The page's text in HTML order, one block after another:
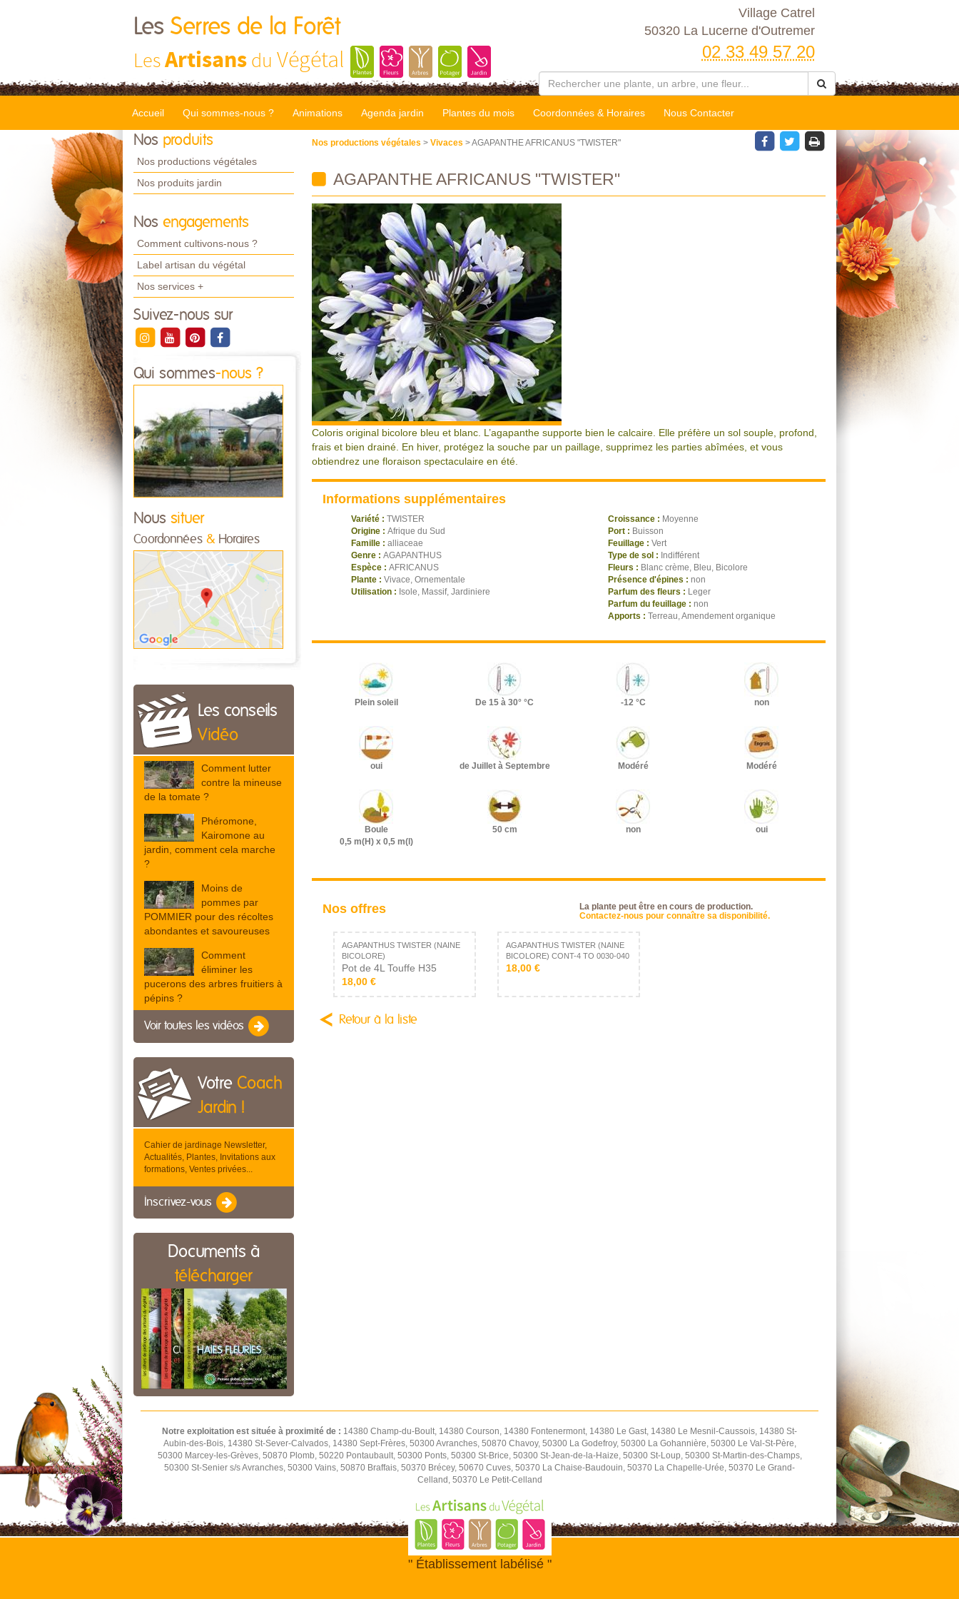
Les Serres de la Forêt
LesArtisans du Végétal
Village Catrel
50320 La Lucerne d'Outremer
02 33 49 57 20
Accueil Qui sommes-nous ? Animations Agenda jardin Plantes du mois Coordonnées & Horaires Nous Contacter
Nos produits
Nos productions végétales
Nos produits jardin
Nos engagements
Comment cultivons-nous ?
Label artisan du végétal
Nos services +
Suivez-nous sur
Qui sommes-nous ?
Nous situer
Coordonnées & Horaires
Les conseils
Vidéo
Comment lutter
contre la mineuse
de la tomate ?
Phéromone,
Kairomone au
jardin, comment cela marche
?
Moins de
pommes par
POMMIER pour des récoltes
abondantes et savoureuses
Comment
éliminer les
pucerons des arbres fruitiers à
pépins ?
Voir toutes les vidéos
Votre Coach
Jardin !
Cahier de jardinage Newsletter,
Actualités, Plantes, Invitations aux
formations, Ventes privées...
Inscrivez-vous
Documents à
télécharger
Nos productions végétales > Vivaces > AGAPANTHE AFRICANUS "TWISTER"
AGAPANTHE AFRICANUS "TWISTER"
Coloris original bicolore bleu et blanc. L’agapanthe supporte bien le calcaire. Elle préfère un sol souple, profond,
frais et bien drainé. En hiver, protégez la souche par un paillage, supprimez les parties abîmées, et vous
obtiendrez une floraison spectaculaire en été.
Informations supplémentaires
Variété : TWISTER
Origine : Afrique du Sud
Famille : alliaceae
Genre : AGAPANTHUS
Espèce : AFRICANUS
Plante : Vivace, Ornementale
Utilisation : Isole, Massif, Jardiniere
Croissance : Moyenne
Port : Buisson
Feuillage : Vert
Type de sol : Indifférent
Fleurs : Blanc crème, Bleu, Bicolore
Présence d'épines : non
Parfum des fleurs : Leger
Parfum du feuillage : non
Apports : Terreau, Amendement organique
Plein soleil De 15 à 30° °C -12 °C non
oui de Juillet à Septembre Modéré Modéré
Boule
0,5 m(H) x 0,5 m(l)
50 cm non oui
Nos offres
La plante peut être en cours de production.
Contactez-nous pour connaître sa disponibilité.
AGAPANTHUS TWISTER (NAINE
BICOLORE)
Pot de 4L Touffe H35
18,00 €
AGAPANTHUS TWISTER (NAINE
BICOLORE) CONT-4 TO 0030-040
18,00 €
Retour à la liste
Notre exploitation est située à proximité de : 14380 Champ-du-Boult, 14380 Courson, 14380 Fontenermont, 14380 Le Gast, 14380 Le Mesnil-Caussois, 14380 St-
Aubin-des-Bois, 14380 St-Sever-Calvados, 14380 Sept-Frères, 50300 Avranches, 50870 Chavoy, 50300 La Godefroy, 50300 La Gohannière, 50300 Le Val-St-Père,
50300 Marcey-les-Grèves, 50870 Plomb, 50220 Pontaubault, 50300 Ponts, 50300 St-Brice, 50300 St-Jean-de-la-Haize, 50300 St-Loup, 50300 St-Martin-des-Champs,
50300 St-Senier s/s Avranches, 50300 Vains, 50870 Braffais, 50370 Brécey, 50670 Cuves, 50370 La Chaise-Baudouin, 50370 La Chapelle-Urée, 50370 Le Grand-
Celland, 50370 Le Petit-Celland
" Établissement labélisé "